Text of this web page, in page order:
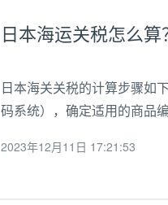
日本海运关税怎么
日本海关关税的计算步骤如
码系统），确定适用的商品
的价值或计量单位，应用适
2023年12月11日 17:21:53